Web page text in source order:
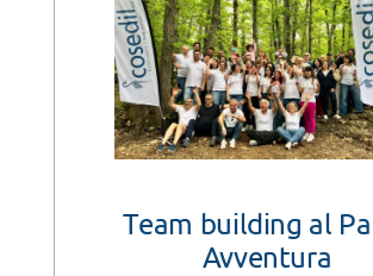
Team building al
Avventura